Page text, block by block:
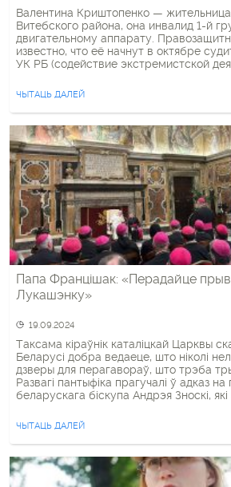
Валентина Криштопенко — жительница
Витебского района, она инвалид 1-й
двигательному аппарату.
известно, что её начнут в октябре
УК РБ (содействие экстремистской
«Белсат». В 2020 году женщина
своем поселке с плакатом,
ЧЫТАЦЬ ДАЛЕЙ
Папа Францішак: «Перадайце
Лукашэнку»
19.09.2024
Таксама кіраўнік каталіцкай Царквы
Беларусі добра ведаеце, што ніколі
дзверы для перагавораў, што трэба
Развагі пантыфіка прагучалі ў адказ
беларускага біскупа Андрэя Зноскі, які
аўдыенцыі беларускі іерарх
Маё імя Андрэй Зноска, […]
ЧЫТАЦЬ ДАЛЕЙ